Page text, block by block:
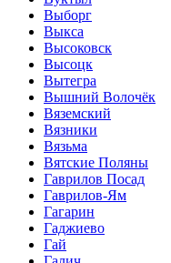
Выборг
Выкса
Высоковск
Высоцк
Вытегра
Вышний Волочёк
Вяземский
Вязники
Вязьма
Вятские Поляны
Гаврилов Посад
Гаврилов-Ям
Гагарин
Гаджиево
Гай